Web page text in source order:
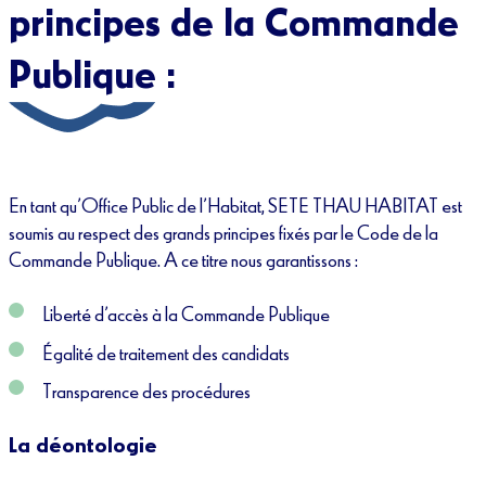
principes de la Commande
Publique :
En tant qu’Office Public de l’Habitat, SETE THAU HABITAT est
soumis au respect des grands principes fixés par le Code de la
Commande Publique. A ce titre nous garantissons :
Liberté d’accès à la Commande Publique
Égalité de traitement des candidats
Transparence des procédures
La déontologie